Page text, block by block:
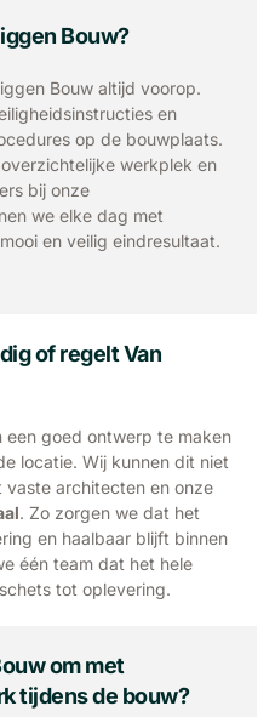
Bouw?
Bouw altijd voorop.
en
op de bouwplaats.
werkplek en
bij onze
we elke dag met
en veilig eindresultaat.
of regelt Van
een goed ontwerp te maken
locatie. Wij kunnen dit niet
vaste architecten en onze
. Zo zorgen we dat het
en haalbaar blijft binnen
één team dat het hele
tot oplevering.
om met
tijdens de bouw?